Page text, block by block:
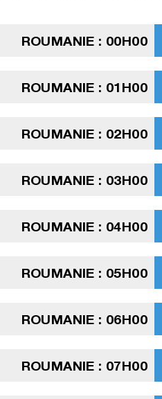
ROUMANIE : 00H00
ROUMANIE : 01H00
ROUMANIE : 02H00
ROUMANIE : 03H00
ROUMANIE : 04H00
ROUMANIE : 05H00
ROUMANIE : 06H00
ROUMANIE : 07H00